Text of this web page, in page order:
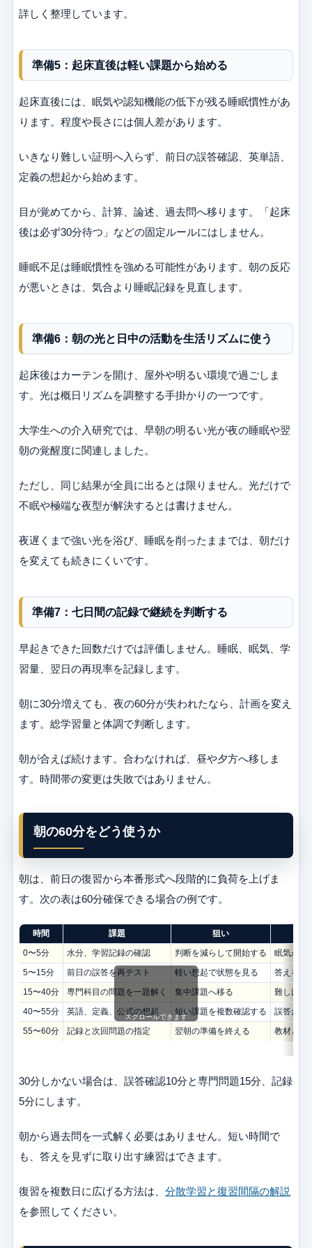
詳しく整理しています。
準備5：起床直後は軽い課題から始める
起床直後には、眠気や認知機能の低下が残る睡眠慣性があ
ります。程度や長さには個人差があります。
いきなり難しい証明へ入らず、前日の誤答確認、英単語、
定義の想起から始めます。
目が覚めてから、計算、論述、過去問へ移ります。「起床
後は必ず30分待つ」などの固定ルールにはしません。
睡眠不足は睡眠慣性を強める可能性があります。朝の反応
が悪いときは、気合より睡眠記録を見直します。
準備6：朝の光と日中の活動を生活リズムに使う
起床後はカーテンを開け、屋外や明るい環境で過ごしま
す。光は概日リズムを調整する手掛かりの一つです。
大学生への介入研究では、早朝の明るい光が夜の睡眠や翌
朝の覚醒度に関連しました。
ただし、同じ結果が全員に出るとは限りません。光だけで
不眠や極端な夜型が解決するとは書けません。
夜遅くまで強い光を浴び、睡眠を削ったままでは、朝だけ
を変えても続きにくいです。
準備7：七日間の記録で継続を判断する
早起きできた回数だけでは評価しません。睡眠、眠気、学
習量、翌日の再現率を記録します。
朝に30分増えても、夜の60分が失われたなら、計画を変え
ます。総学習量と体調で判断します。
朝が合えば続けます。合わなければ、昼や夕方へ移しま
す。時間帯の変更は失敗ではありません。
朝の60分をどう使うか
朝は、前日の復習から本番形式へ段階的に負荷を上げま
す。次の表は60分確保できる場合の例です。
時間 課題
狙い
0〜5分
水分、学習記録の確認 判断を減らして開始する
眠気が強
5〜15分
前日の誤答を再テスト 軽い想起で状態を見る
答えを見
15〜40分
専門科目の問題を一題解く 集中課題へ移る
難しけれ
40〜55分
英語、定義、公式の想起 短い課題を複数確認する
誤答だけ
55〜60分
記録と次回問題の指定 翌朝の準備を終える 教材とペ
スクロールできます
30分しかない場合は、誤答確認10分と専門問題15分、記録
5分にします。
朝から過去問を一式解く必要はありません。短い時間で
も、答えを見ずに取り出す練習はできます。
復習を複数日に広げる方法は、 分散学習と復習間隔の解説
を参照してください。